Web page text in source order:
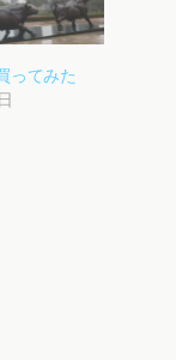
ってみた